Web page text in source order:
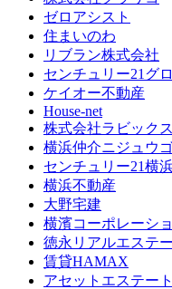
ゼロアシスト
住まいのわ
リブラン株式会社
センチュリー21グ
ケイオー不動産
House-net
株式会社ラビックス
横浜仲介ニジュウ
センチュリー21横
横浜不動産
大野宅建
横濱コーポレーシ
徳永リアルエステ
賃貸HAMAX
アセットエステート